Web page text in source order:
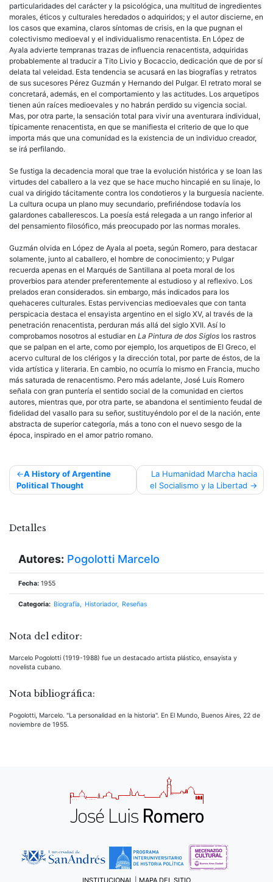
particularidades del carácter y la psicológica, una multitud de ingredientes
morales, éticos y culturales heredados o adquiridos; y el autor discierne, en
los casos que examina, claros síntomas de crisis, en la que pugnan el
colectivismo medioeval y el individualismo renacentista. En López de
Ayala advierte tempranas trazas de influencia renacentista, adquiridas
probablemente al traducir a Tito Livio y Bocaccio, dedicación que de por sí
delata tal veleidad. Esta tendencia se acusará en las biografías y retratos
de sus sucesores Pérez Guzmán y Hernando del Pulgar. El retrato moral se
concretará, además, en el comportamiento y las actitudes. Los arquetipos
tienen aún raíces medioevales y no habrán perdido su vigencia social.
Mas, por otra parte, la sensación total para vivir una aventurara individual,
típicamente renacentista, en que se manifiesta el criterio de que lo que
importa más que una comunidad es la existencia de un individuo creador,
se irá perfilando.
Se fustiga la decadencia moral que trae la evolución histórica y se loan las
virtudes del caballero a la vez que se hace mucho hincapié en su linaje, lo
cual va dirigido tácitamente contra los condotieros y la burguesía naciente.
La cultura ocupa un plano muy secundario, prefiriéndose todavía los
galardones caballerescos. La poesía está relegada a un rango inferior al
del pensamiento filosófico, más preocupado por las normas morales.
Guzmán olvida en López de Ayala al poeta, según Romero, para destacar
solamente, junto al caballero, el hombre de conocimiento; y Pulgar
recuerda apenas en el Marqués de Santillana al poeta moral de los
proverbios para atender preferentemente al estudioso y al reflexivo. Los
prelados eran considerados. sin embargo, más indicados para los
quehaceres culturales. Estas pervivencias medioevales que con tanta
perspicacia destaca el ensayista argentino en el siglo XV, al través de la
penetración renacentista, perduran más allá del siglo XVII. Así lo
comprobamos nosotros al estudiar en La Pintura de dos Siglos los rastros
que se palpan en el arte, como por ejemplo, los arquetipos de El Greco, el
acervo cultural de los clérigos y la dirección total, por parte de éstos, de la
vida artística y literaria. En cambio, no ocurría lo mismo en Francia, mucho
más saturada de renacentismo. Pero más adelante, José Luis Romero
señala con gran puntería el sentido social de la comunidad en ciertos
autores, mientras que, por otra parte, se abandona el sentimiento feudal de
fidelidad del vasallo para su señor, sustituyéndolo por el de la nación, ente
abstracta de superior categoría, más a tono con el nuevo sesgo de la
época, inspirado en el amor patrio romano.
Navegación
de
A History of Argentine
Political Thought
La Humanidad Marcha hacia
el Socialismo y la Libertad
Detalles
Autores: Pogolotti Marcelo
Fecha: 1955
Categoria: Biografía Historiador Reseñas
Nota del editor:
Marcelo Pogolotti (1919-1988) fue un destacado artista plástico, ensayista y
novelista cubano.
Nota bibliográfica:
Pogolotti, Marcelo. "La personalidad en la historia". En El Mundo, Buenos Aires, 22 de
noviembre de 1955.
INSTITUCIONAL MAPA DEL SITIO